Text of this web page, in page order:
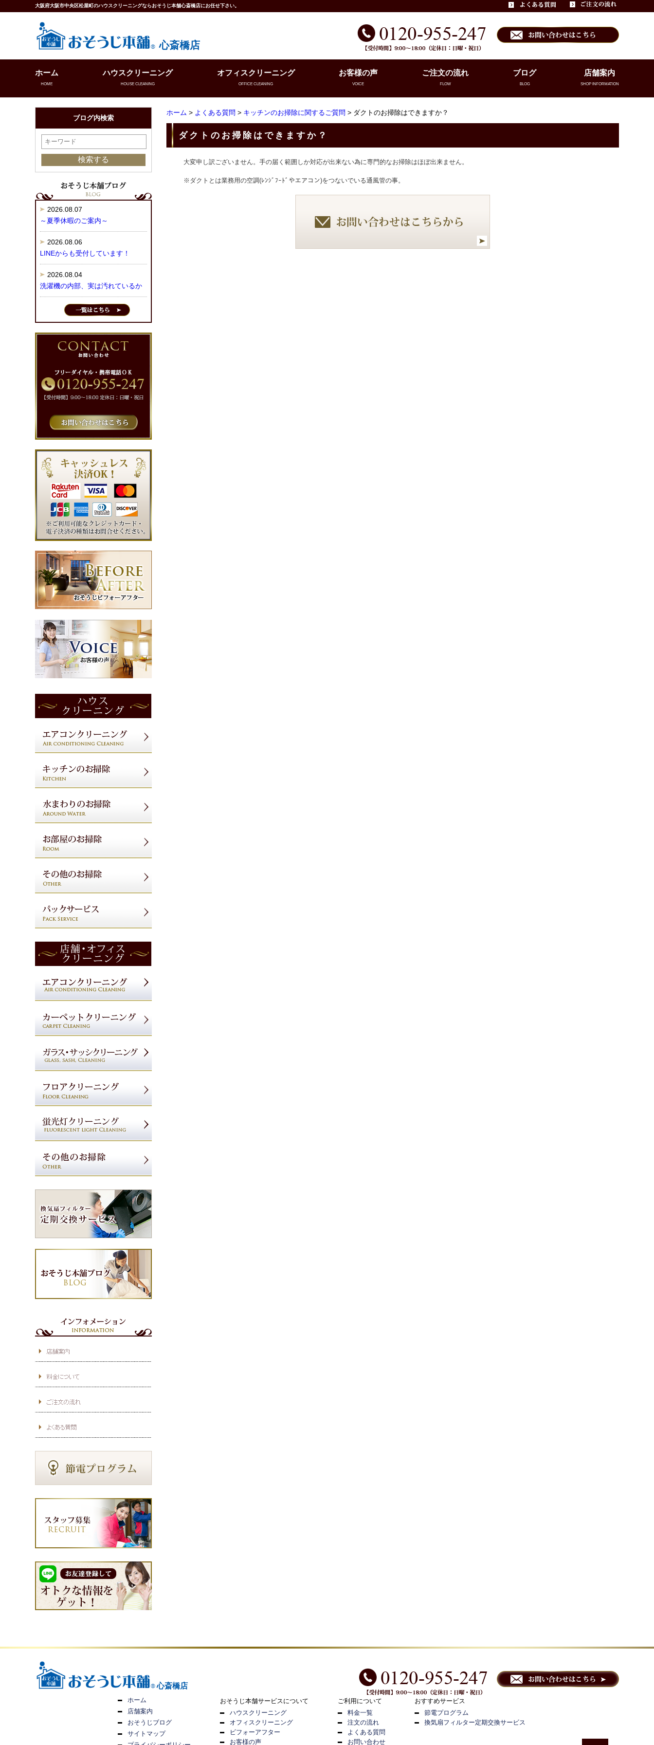
大阪府大阪市中央区松屋町のハウスクリーニングならおそうじ本舗心斎橋店にお任せ下さい。
心斎橋店
ホーム
HOME
ハウスクリーニング
HOUSE CLEANING
オフィスクリーニング
OFFICE CLEANING
お客様の声
VOICE
ご注文の流れ
FLOW
ブログ
BLOG
店舗案内
SHOP INFORMATION
ホーム > よくある質問 > キッチンのお掃除に関するご質問 > ダクトのお掃除はできますか？
ダクトのお掃除はできますか？
大変申し訳ございません。手の届く範囲しか対応が出来ない為に専門的なお掃除はほぼ出来ません。
※ダクトとは業務用の空調(ﾚﾝｼﾞﾌｰﾄﾞやエアコン)をつないでいる通風管の事。
ブログ内検索
2026.08.07
～夏季休暇のご案内～
2026.08.06
LINEからも受付しています！
2026.08.04
洗濯機の内部、実は汚れているか
心斎橋店
ホーム
店舗案内
おそうじブログ
サイトマップ
おそうじ本舗サービスについて
ハウスクリーニング
オフィスクリーニング
ビフォーアフター
お客様の声
ご利用について
料金一覧
注文の流れ
よくある質問
お問い合わせ
おすすめサービス
節電プログラム
換気扇フィルター定期交換サービス